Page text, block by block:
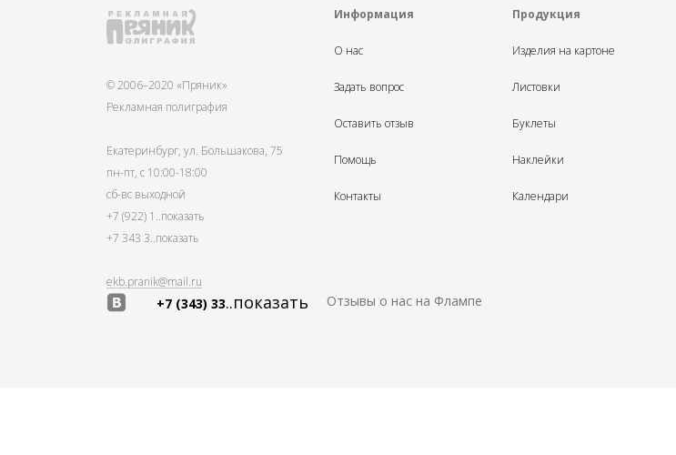
© 2006–2020 «Пряник»
Рекламная полиграфия
Екатеринбург, ул. Большакова, 75
пн-пт, с 10:00-18:00
сб-вс выходной
+7 (922) 1 ..показать
+7 343 3..показать
ekb.pranik@mail.ru
Информация
О нас
Задать вопрос
Оставить отзыв
Помощь
Контакты
Продукция
Изделия на картоне
Листовки
Буклеты
Наклейки
Календари
+7 (343) 33..показать Отзывы о нас на Флампе